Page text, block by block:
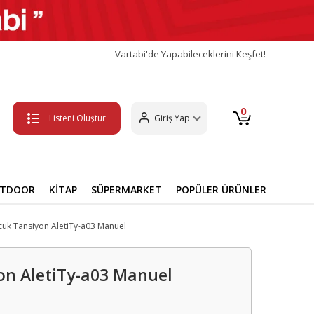
Vartabi'de Yapabileceklerini Keşfet!
Listeni Oluştur Giriş Yap 0
KİTAP SÜPERMARKET POPÜLER ÜRÜNLER
Tansiyon AletiTy-a03 Manuel
AletiTy-a03 Manuel